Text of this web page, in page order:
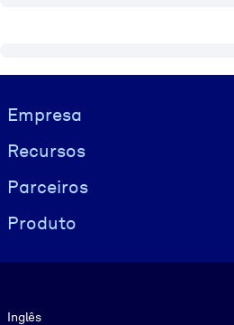
Visually hidden Text
Empresa
Recursos
Parceiros
Produto
Inglês